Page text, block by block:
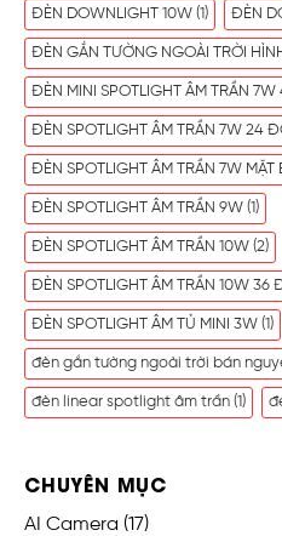
ĐÈN DOWNLIGHT 10W (1) ĐÈN
ĐÈN GẮN TƯỜNG NGOÀI TRỜI
ĐÈN MINI SPOTLIGHT ÂM TRẦN
ĐÈN SPOTLIGHT ÂM TRẦN 7W 24
ĐÈN SPOTLIGHT ÂM TRẦN 7W MẶT
ĐÈN SPOTLIGHT ÂM TRẦN 9W (1)
ĐÈN SPOTLIGHT ÂM TRẦN 10W (2)
ĐÈN SPOTLIGHT ÂM TRẦN 10W 36
ĐÈN SPOTLIGHT ÂM TỦ MINI 3W (1)
đèn gắn tường ngoài trời bán
đèn linear spotlight âm trần (1)
CHUYÊN MỤC
AI Camera (17)